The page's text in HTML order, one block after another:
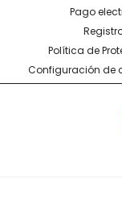
Pago
Política de
Configuración de